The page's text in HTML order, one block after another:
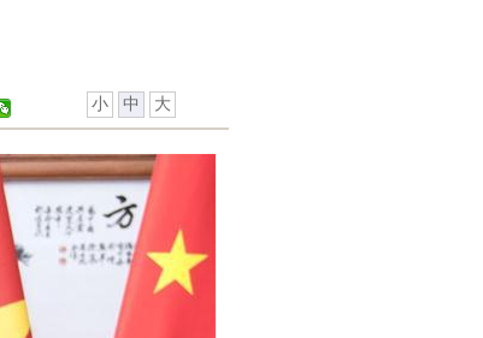
小 中 大